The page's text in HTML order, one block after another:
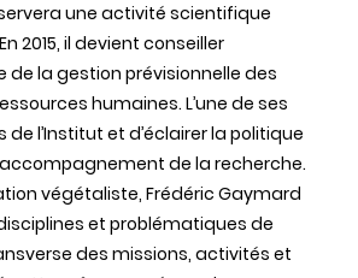
une activité scientifique
2015, il devient conseiller
la gestion prévisionnelle des
humaines. L’une de ses
l’Institut et d’éclairer la politique
de la recherche.
végétaliste, Frédéric Gaymard
et problématiques de
des missions, activités et